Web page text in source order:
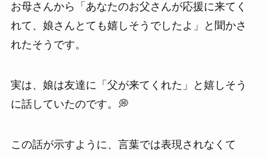
お母さんから「あなたのお父さんが応援に来てく
れて、娘さんとても嬉しそうでしたよ」と聞かさ
れたそうです。
実は、娘は友達に「父が来てくれた」と嬉しそう
に話していたのです。💭
この話が示すように、言葉では表現されなくて